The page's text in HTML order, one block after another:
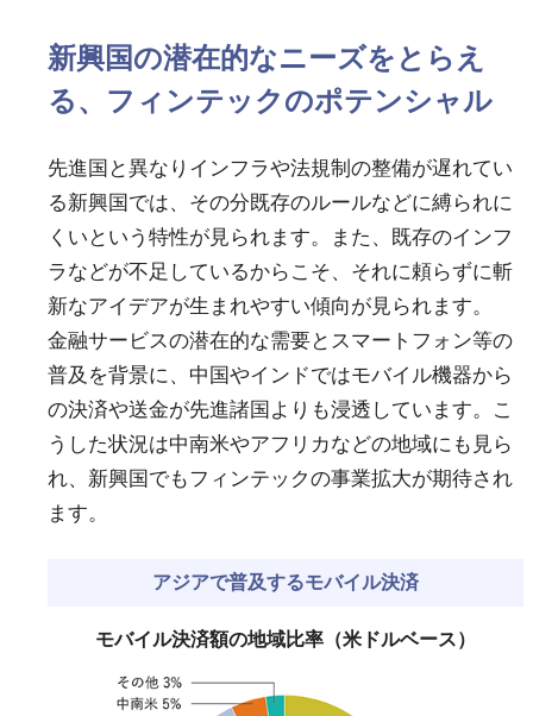
新興国の潜在的なニーズをとらえ
る、フィンテックのポテンシャル
先進国と異なりインフラや法規制の整備が遅れてい
る新興国では、その分既存のルールなどに縛られに
くいという特性が見られます。また、既存のインフ
ラなどが不足しているからこそ、それに頼らずに斬
新なアイデアが生まれやすい傾向が見られます。
金融サービスの潜在的な需要とスマートフォン等の
普及を背景に、中国やインドではモバイル機器から
の決済や送金が先進諸国よりも浸透しています。こ
うした状況は中南米やアフリカなどの地域にも見ら
れ、新興国でもフィンテックの事業拡大が期待され
ます。
アジアで普及するモバイル決済
モバイル決済額の地域比率（米ドルベース）